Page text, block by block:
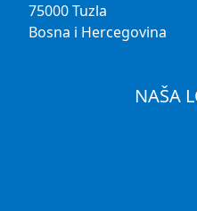
75000 Tuzla
Bosna i Hercegovina
NAŠA